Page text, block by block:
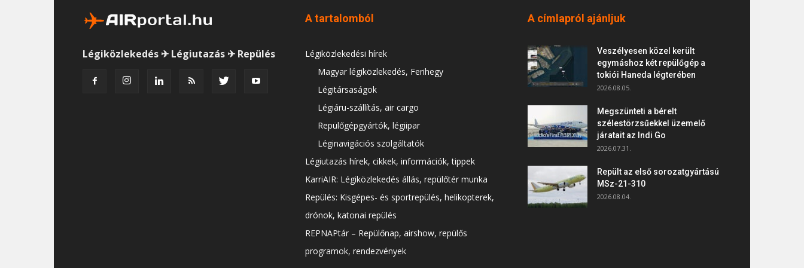
Légiközlekedés ✈ Légiutazás ✈ Repülés
A tartalomból
Légiközlekedési hírek
Magyar légiközlekedés, Ferihegy
Légitársaságok
Légiáru-szállítás, air cargo
Repülőgépgyártók, légiipar
Léginavigációs szolgáltatók
Légiutazás hírek, cikkek, információk, tippek
KarriAIR: Légiközlekedés állás, repülőtér munka
Repülés: Kisgépes- és sportrepülés, helikopterek,
drónok, katonai repülés
REPNAPtár – Repülőnap, airshow, repülős
programok, rendezvények
A címlapról ajánljuk
Veszélyesen közel került
egymáshoz két repülőgép a
tokiói Haneda légterében
2026.08.05.
Megszünteti a bérelt
szélestörzsűekkel üzemelő
járatait az Indi Go
2026.07.31.
Repült az első sorozatgyártású
MSz-21-310
2026.08.04.